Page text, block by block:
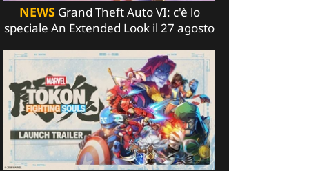
NEWSGrand Theft Auto VI: c'è lo
speciale An Extended Look il 27 agosto